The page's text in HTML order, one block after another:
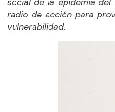
social de la epidemia del
radio de acción para
vulnerabilidad.